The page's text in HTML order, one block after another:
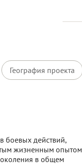
География проекта
боевых действий,
жизненным опытом
в общем